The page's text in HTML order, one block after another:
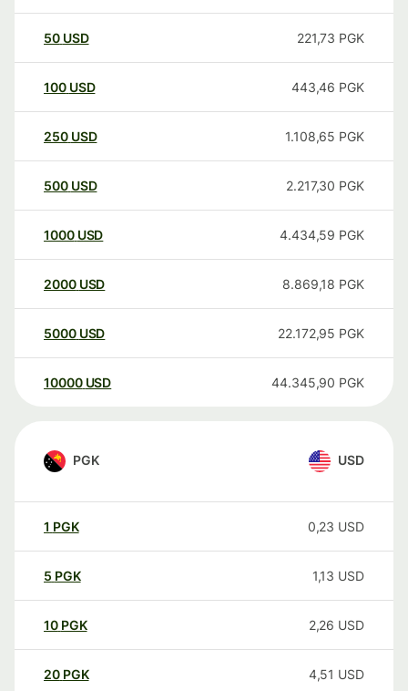
50 USD 221,73 PGK
100 USD 443,46 PGK
250 USD 1.108,65 PGK
500 USD 2.217,30 PGK
1000 USD 4.434,59 PGK
2000 USD 8.869,18 PGK
5000 USD 22.172,95 PGK
10000 USD 44.345,90 PGK
PGK USD
1 PGK 0,23 USD
5 PGK 1,13 USD
10 PGK 2,26 USD
20 PGK 4,51 USD